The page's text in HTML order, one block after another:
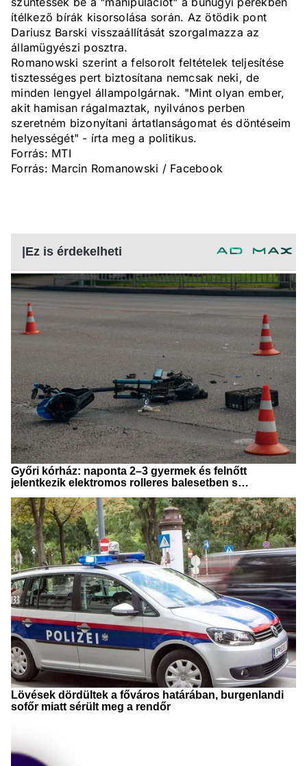
ítélkező bírák kisorsolása során. Az ötödik pont
Dariusz Barski visszaállítását szorgalmazza az
államügyészi posztra.
Romanowski szerint a felsorolt feltételek teljesítése
tisztességes pert biztosítana nemcsak neki, de
minden lengyel állampolgárnak. "Mint olyan ember,
akit hamisan rágalmaztak, nyilvános perben
szeretném bizonyítani ártatlanságomat és döntéseim
helyességét" - írta meg a politikus.
Forrás: MTI
Forrás: Marcin Romanowski / Facebook